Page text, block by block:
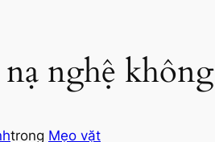
nghệ
trong Mẹo vặt